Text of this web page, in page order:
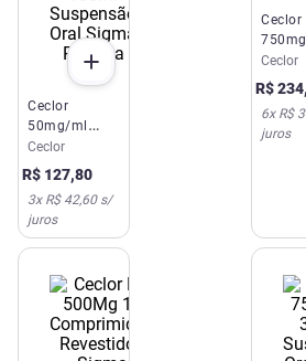
Ceclor
50mg/ml
250mg 100Ml
Suspensão
Oral Sigma
Pharma
Ceclor
R$ 127,80
3x R$ 42,60s/
juros
Ceclor
Sigma
Ceclor
R$234,
6x R$
juros